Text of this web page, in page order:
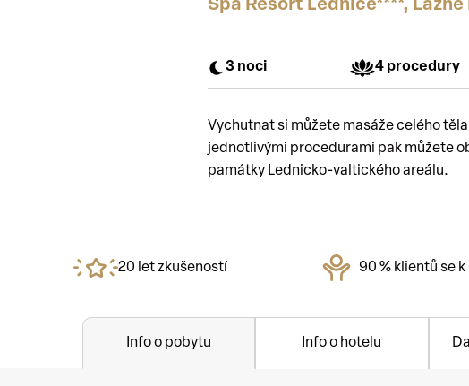
Spa Resort Lednice****,
3 noci 4 procedury
Vychutnat si můžete masáže celého
jednotlivými procedurami pak můžete
památky Lednicko-valtického areálu.
20 let zkušeností 90 % klientů se
Info o pobytu Info o hotelu